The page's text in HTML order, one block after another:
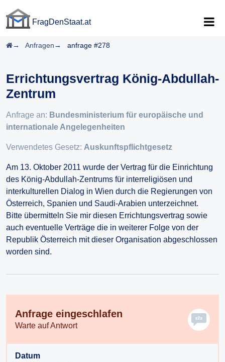
FragDenStaat.at
Startseite
Anfragen anfrage #278
Errichtungsvertrag König-Abdullah-
Zentrum
Anfrage an: Bundesministerium für europäische und
internationale Angelegenheiten
Verwendetes Gesetz: Auskunftspflichtgesetz
Am 13. Oktober 2011 wurde der Vertrag für die Einrichtung
des König-Abdullah-Zentrums für interreligiösen und
interkulturellen Dialog in Wien durch die Regierungen von
Österreich, Spanien und Saudi-Arabien unterzeichnet.
Bitte übermitteln Sie mir diesen Errichtungsvertrag sowie
auch eventuelle Verträge die in weiterer Folge von der
Republik Österreich mit dieser Organisation abgeschlossen
worden sind.
Anfrage eingeschlafen
Warte auf Antwort
Datum